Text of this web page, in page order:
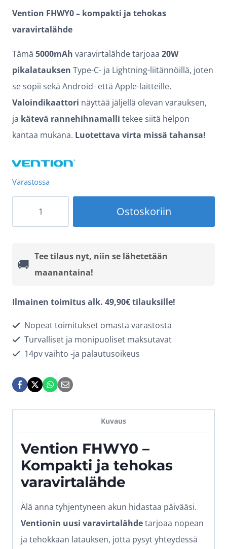
Vention FHWY0 – kompakti ja tehokas
varavirtalähde
Tämä 5000mAh varavirtalähde tarjoaa 20W
pikalatauksen Type-C- ja Lightning-liitännöillä, joten
se sopii sekä Android- että Apple-laitteille.
Valoindikaattori näyttää jäljellä olevan varauksen,
ja kätevä rannehihnamalli tekee siitä helpon
kantaa mukana. Luotettava virta missä tahansa!
Varastossa
Type-
-
Rannehihnamalli
20W
Sininen
määrä
Ostoskoriin
🚚 Tee tilaus nyt, niin se lähetetään
maanantaina!
Ilmainen toimitus alk. 49,90€ tilauksille!
Nopeat toimitukset omasta varastosta
Turvalliset ja monipuoliset maksutavat
14pv vaihto -ja palautusoikeus
Kuvaus
Vention FHWY0 –
Kompakti ja tehokas
varavirtalähde
Älä anna tyhjentyneen akun hidastaa päivääsi.
Ventionin uusi varavirtalähdetarjoaa nopean
ja tehokkaan latauksen, jotta pysyt yhteydessä